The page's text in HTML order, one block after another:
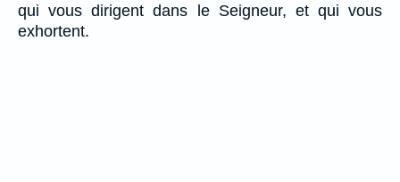
qui vous dirigent dans le Seigneur, et qui vous
exhortent.